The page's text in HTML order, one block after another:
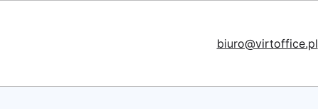
biuro@virtoffice.pl